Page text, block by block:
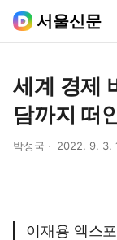
서울신문
세계 경제
담까지 떠
박성국 2022. 9. 3.
이재용 엑스